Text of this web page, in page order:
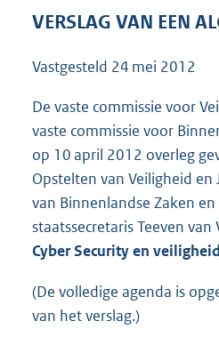
VERSLAG VAN EEN
Vastgesteld 24 mei 2012
De vaste commissie voor
vaste commissie voor
op 10 april 2012 overleg
Opstelten van Veiligheid en
van Binnenlandse Zaken
staatssecretaris Teeven
Cyber Security en
(De volledige agenda is
van het verslag.)